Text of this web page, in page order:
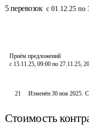
5 перевозок с 01.12.25 по
Приём предложений
с 15.11.25, 09:00 по 27.11.25,
21 Изменён30 ноя 2025.
Стоимость